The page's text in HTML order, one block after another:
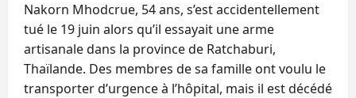
Nakorn Mhodcrue, 54 ans, s’est accidentellement
tué le 19 juin alors qu’il essayait une arme
artisanale dans la province de Ratchaburi,
Thaïlande. Des membres de sa famille ont voulu le
transporter d’urgence à l’hôpital, mais il est décédé